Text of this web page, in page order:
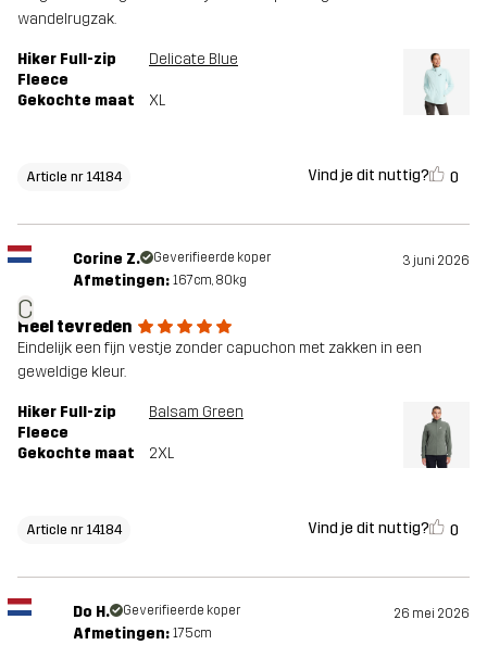
wandelrugzak.
Hiker Full-zip
Fleece
Delicate Blue
Gekochte maat XL
Article nr 14184 Vind je dit nuttig? 0
C
Corine Z. Geverifieerde koper 3 juni 2026
Afmetingen: 167cm, 80kg
Heel tevreden
Eindelijk een fijn vestje zonder capuchon met zakken in een
geweldige kleur.
Hiker Full-zip
Fleece
Balsam Green
Gekochte maat 2XL
Article nr 14184 Vind je dit nuttig? 0
Do H. Geverifieerde koper 26 mei 2026
Afmetingen: 175cm